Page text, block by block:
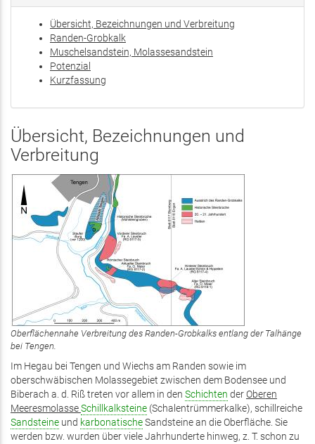
Übersicht, Bezeichnungen und Verbreitung
Randen-Grobkalk
Muschelsandstein, Molassesandstein
Potenzial
Kurzfassung
Übersicht, Bezeichnungen und
Verbreitung
Oberflächennahe Verbreitung des Randen-Grobkalks entlang der Talhänge
bei Tengen.
Im Hegau bei Tengen und Wiechs am Randen sowie im
oberschwäbischen Molassegebiet zwischen dem Bodensee und
Biberach a. d. Riß treten vor allem in den Schichten derOberen
MeeresmolasseSchillkalksteine (Schalentrümmerkalke), schillreiche
Sandsteine und karbonatischeSandsteine an die Oberfläche. Sie
werden bzw. wurden über viele Jahrhunderte hinweg, z. T. schon zu